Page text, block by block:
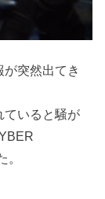
突然出てき
ていると騒が